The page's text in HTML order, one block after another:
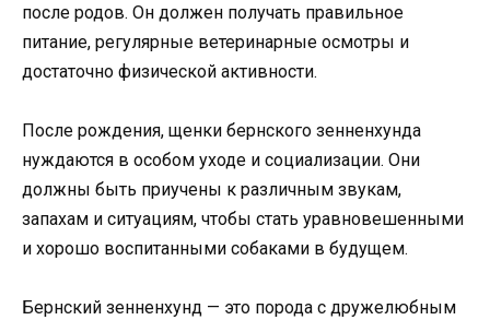
после родов. Он должен получать правильное
питание, регулярные ветеринарные осмотры и
достаточно физической активности.
После рождения, щенки бернского зенненхунда
нуждаются в особом уходе и социализации. Они
должны быть приучены к различным звукам,
запахам и ситуациям, чтобы стать уравновешенными
и хорошо воспитанными собаками в будущем.
Бернский зенненхунд — это порода с дружелюбным